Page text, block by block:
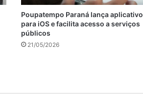
Poupatempo Paraná lança aplicativo
para iOS e facilita acesso a serviços
públicos
21/05/2026